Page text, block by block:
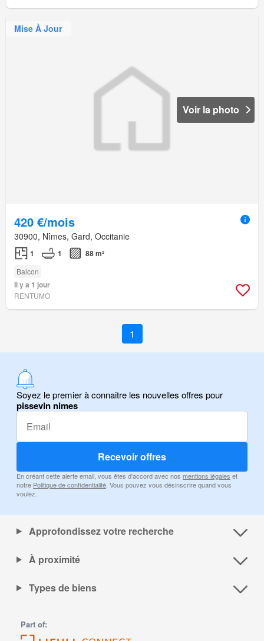
Mise À Jour
Voir la photo
420 €/mois
30900, Nîmes, Gard, Occitanie
1 1 88 m²
Balcon
Il y a 1 jour
RENTUMO
1
Soyez le premier à connaitre les nouvelles offres pour
pissevin nimes
Recevoir offres
En créant cette alerte email, vous êtes d'accord avec nos mentions légales et
notre Politique de confidentialité . Vous pouvez vous désinscrire quand vous
voulez.
Approfondissez votre recherche
À proximité
Types de biens
Part of: